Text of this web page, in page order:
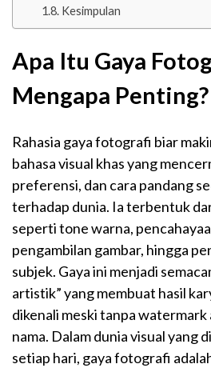
Kesimpulan
Apa Itu Gaya
Mengapa Penting?
Rahasia gaya fotografi biar
bahasa visual khas yang
preferensi, dan cara pandang
terhadap dunia. Ia terbentuk
seperti tone warna,
pengambilan gambar, hingga
subjek. Gaya ini menjadi
artistik” yang membuat hasil
dikenali meski tanpa
nama. Dalam dunia visual yang
setiap hari, gaya fotografi